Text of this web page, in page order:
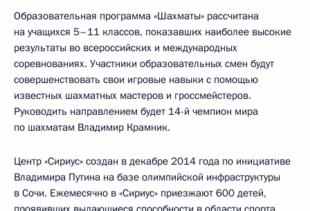
Образовательная программа «Шахматы» рассчитана
на учащихся 5–11 классов, показавших наиболее высокие
результаты во всероссийских и международных
соревнованиях. Участники образовательных смен будут
совершенствовать свои игровые навыки с помощью
известных шахматных мастеров и гроссмейстеров.
Руководить направлением будет 14-й чемпион мира
по шахматам Владимир Крамник.
Центр «Сириус» создан в декабре 2014 года по инициативе
Владимира Путина на базе олимпийской инфраструктуры
в Сочи. Ежемесячно в «Сириус» приезжают 600 детей,